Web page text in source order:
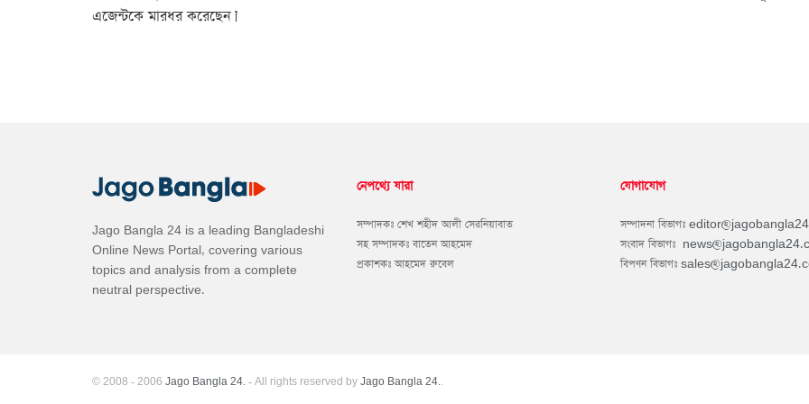
এজেন্টকে মারধর করেছেন।’
Jago Bangla 24 is a leading Bangladeshi
Online News Portal, covering various
topics and analysis from a complete
neutral perspective.
নেপথ্যে যারা
সম্পাদকঃ শেখ শহীদ আলী সেরনিয়াবাত
সহ সম্পাদকঃ বাতেন আহমেদ
প্রকাশকঃ আহমেদ রুবেল
যোগাযোগ
সম্পাদনা বিভাগঃ
সংবাদ বিভাগঃ
বিপণন বিভাগঃ
© 2008 - 2006 Jago Bangla 24. - All rights reserved by Jago Bangla 24..